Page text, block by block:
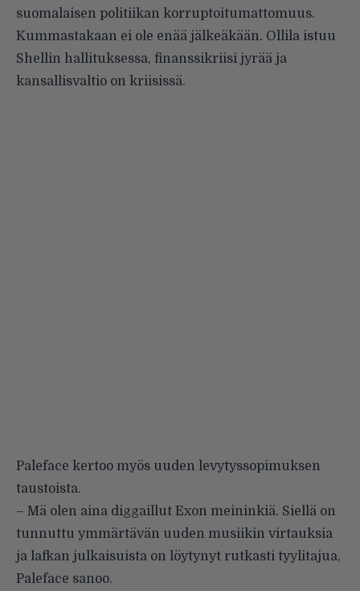
suomalaisen politiikan korruptoitumattomuus.
Kummastakaan ei ole enää jälkeäkään. Ollila istuu
Shellin hallituksessa, finanssikriisi jyrää ja
kansallisvaltio on kriisissä.
Paleface kertoo myös uuden levytyssopimuksen
taustoista.
– Mä olen aina diggaillut Exon meininkiä. Siellä on
tunnuttu ymmärtävän uuden musiikin virtauksia
ja lafkan julkaisuista on löytynyt rutkasti tyylitajua,
Paleface sanoo.